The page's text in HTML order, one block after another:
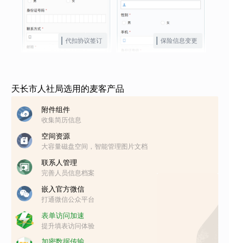
代扣协议签订 保险信息变更
天长市人社局选用的麦客产品
附件组件
收集简历信息
空间资源
大容量磁盘空间，智能管理图片文档
联系人管理
完善人员信息档案
嵌入官方微信
打通微信公众平台
表单访问加速
提升填表访问体验